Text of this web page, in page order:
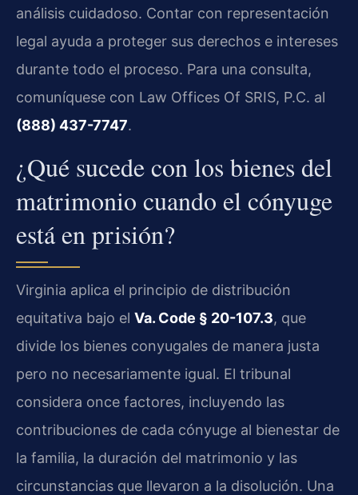
análisis cuidadoso. Contar con representación
legal ayuda a proteger sus derechos e intereses
durante todo el proceso. Para una consulta,
comuníquese con Law Offices Of SRIS, P.C. al
(888) 437-7747.
¿Qué sucede con los bienes del
matrimonio cuando el cónyuge
está en prisión?
Virginia aplica el principio de distribución
equitativa bajo el Va. Code § 20-107.3, que
divide los bienes conyugales de manera justa
pero no necesariamente igual. El tribunal
considera once factores, incluyendo las
contribuciones de cada cónyuge al bienestar de
la familia, la duración del matrimonio y las
circunstancias que llevaron a la disolución. Una